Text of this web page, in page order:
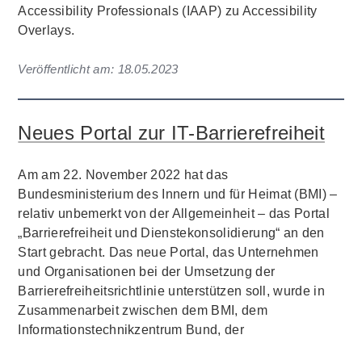
Accessibility Professionals (IAAP) zu Accessibility
Overlays.
Veröffentlicht am: 18.05.2023
Neues Portal zur IT-Barrierefreiheit
Am am 22. November 2022 hat das
Bundesministerium des Innern und für Heimat (BMI) –
relativ unbemerkt von der Allgemeinheit – das Portal
„Barrierefreiheit und Dienstekonsolidierung“ an den
Start gebracht. Das neue Portal, das Unternehmen
und Organisationen bei der Umsetzung der
Barrierefreiheitsrichtlinie unterstützen soll, wurde in
Zusammenarbeit zwischen dem BMI, dem
Informationstechnikzentrum Bund, der